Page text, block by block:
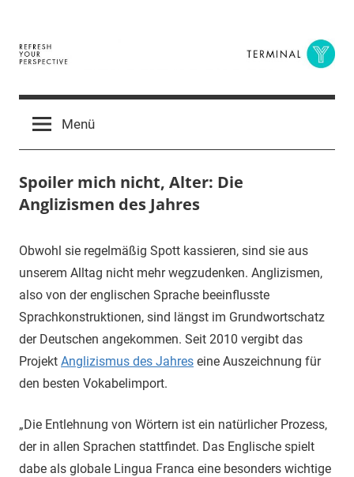
springen
Terminal
Y
Digital
BusinessMenü
Spoiler mich nicht, Alter: Die
Anglizismen des Jahres
30.
Januar
2016
terminal-
y
Urbi
et
orbi
Obwohl sie regelmäßig Spott kassieren, sind sie aus
unserem Alltag nicht mehr wegzudenken. Anglizismen,
also von der englischen Sprache beeinflusste
Sprachkonstruktionen, sind längst im Grundwortschatz
der Deutschen angekommen. Seit 2010 vergibt das
Projekt Anglizismus des Jahres eine Auszeichnung für
den besten Vokabelimport.
„Die Entlehnung von Wörtern ist ein natürlicher Prozess,
der in allen Sprachen stattfindet. Das Englische spielt
dabe als globale Lingua Franca eine besonders wichtige